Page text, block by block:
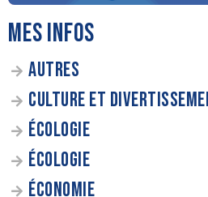
MES INFOS
AUTRES
CULTURE ET
ÉCOLOGIE
ÉCOLOGIE
ÉCONOMIE